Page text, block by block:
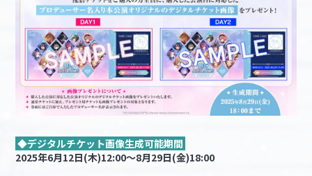
◆デジタルチケット画像生成可能期間
2025年6月12日(木)12:00～8月29日(金)18:00